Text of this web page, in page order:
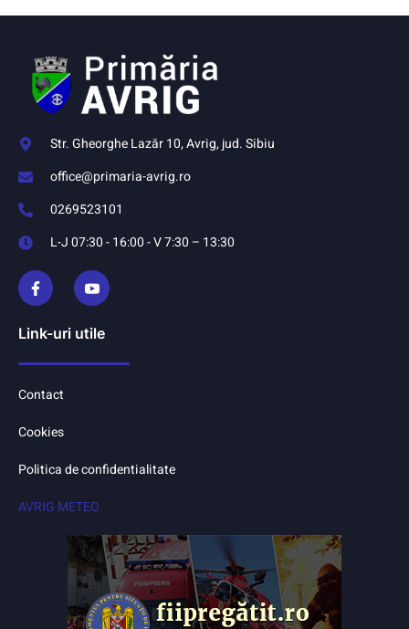
Str. Gheorghe Lazăr 10, Avrig, jud. Sibiu
office@primaria-avrig.ro
0269523101
L-J 07:30 - 16:00 - V 7:30 – 13:30
Link-uri utile
Contact
Cookies
Politica de confidentialitate
AVRIG METEO